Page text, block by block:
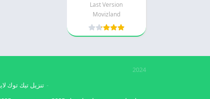
Last Version
Movizland
2024
تنزيل تيك توك